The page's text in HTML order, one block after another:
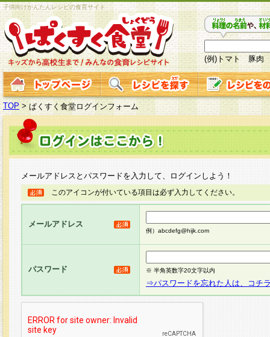
子供向けかんたんレシピの食育サイト
(例)トマト 豚肉
TOP > ぱくすく食堂ログインフォーム
メールアドレスとパスワードを入力して、ログインしよう！
このアイコンが付いている項目は必ず入力してください。
メールアドレス
例）abcdefg@hijk.com
パスワード ※ 半角英数字20文字以内
⇒パスワードを忘れた人は、コチ